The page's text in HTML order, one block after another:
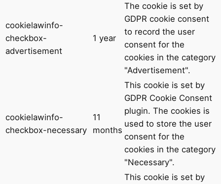
cookielawinfo-
checkbox-
advertisement
1 year
The cookie is set by
GDPR cookie consent
to record the user
consent for the
cookies in the category
"Advertisement".
cookielawinfo-
checkbox-necessary
11
months
This cookie is set by
GDPR Cookie Consent
plugin. The cookies is
used to store the user
consent for the
cookies in the category
"Necessary".
This cookie is set by